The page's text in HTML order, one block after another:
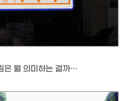
은 뭘 의미하는 걸까…